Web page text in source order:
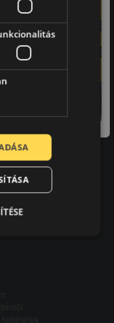
működik.